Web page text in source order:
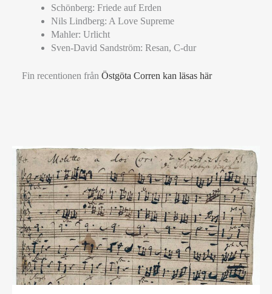
Schönberg: Friede auf Erden
Nils Lindberg: A Love Supreme
Mahler: Urlicht
Sven-David Sandström: Resan, C-dur
Fin recentionen från Östgöta Corren kan läsas här